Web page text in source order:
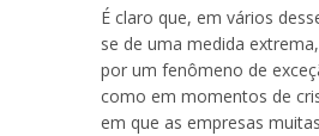
É claro que, em vários
se de uma medida
por um fenômeno de
como em momentos de
em que as empresas